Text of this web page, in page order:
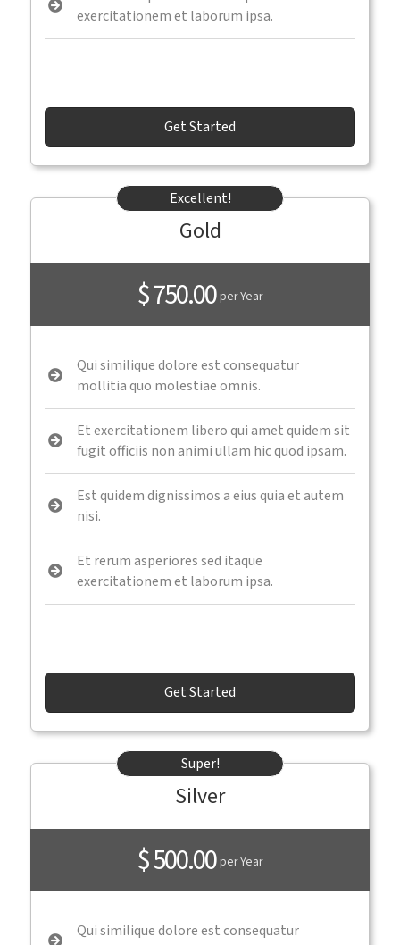
exercitationem et laborum ipsa.
Get Started
Excellent!
Gold
$ 750.00per Year
Qui similique dolore est consequatur
mollitia quo molestiae omnis.
Et exercitationem libero qui amet quidem sit
fugit officiis non animi ullam hic quod ipsam.
Est quidem dignissimos a eius quia et autem
nisi.
Et rerum asperiores sed itaque
exercitationem et laborum ipsa.
Get Started
Super!
Silver
$ 500.00per Year
Qui similique dolore est consequatur